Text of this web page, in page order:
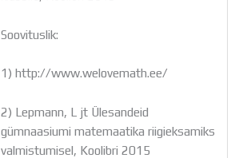
Soovituslik:
1) http://www.welovemath.ee/
2) Lepmann, L jt Ülesandeid
gümnaasiumi matemaatika riigieksamiks
valmistumisel, Koolibri 2015